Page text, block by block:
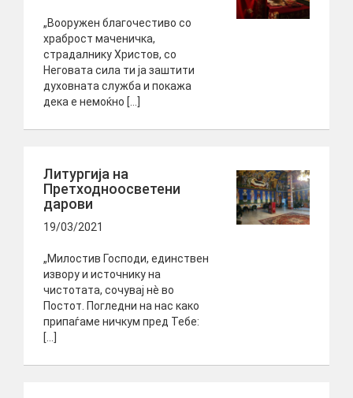
„Вооружен благочестиво со
храброст маченичка,
страдалнику Христов, со
Неговата сила ти ја заштити
духовната служба и покажа
дека е немоќно […]
Литургија на
Претходноосветени
дарови
19/03/2021
„Милостив Господи, единствен
извору и источнику на
чистотата, сочувај нè во
Постот. Погледни на нас како
припаѓаме ничкум пред Тебе:
[…]